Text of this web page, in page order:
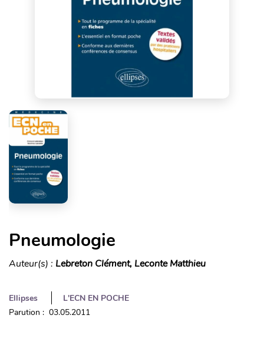
Pneumologie
Auteur(s) : Lebreton Clément, Leconte Matthieu
Ellipses
L'ECN EN POCHE
Parution : 03.05.2011